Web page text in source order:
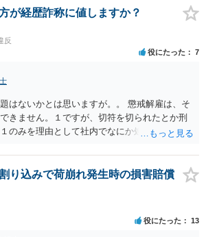
がおられますが，そのようなことはありませ
リット＞ ・借金が減額されるとはいえ，３年～
必要がある。 ・所有している財産の価値が大
い場合がある。 ＜自己破産のデメリット＞ ・
上の価値があるもの）は，原則として保持で
０万円～６０万円程度かと思います。 弁護
とができる場合も多いので，弁護士と相談し
を決めます。 なお，ご依頼後は借金を返済す
借金の返済に充てていた分を弁護士費用に充
しく，リスクも伴います。 滞納が続くと訴訟
得るため，お早めに弁護士にご依頼されるこ
が経歴詐称に値しますか？
反
役にたった 7
はないかとは思いますが。。 懲戒解雇は、そ
きません。１ですが、切符を切られたとか刑
のみを理由として社内でなにか処分をうけた
）。
り込みで荷崩れ発生時の損害賠償
役にたった 13